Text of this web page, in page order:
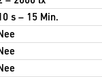
s – 15 Min.